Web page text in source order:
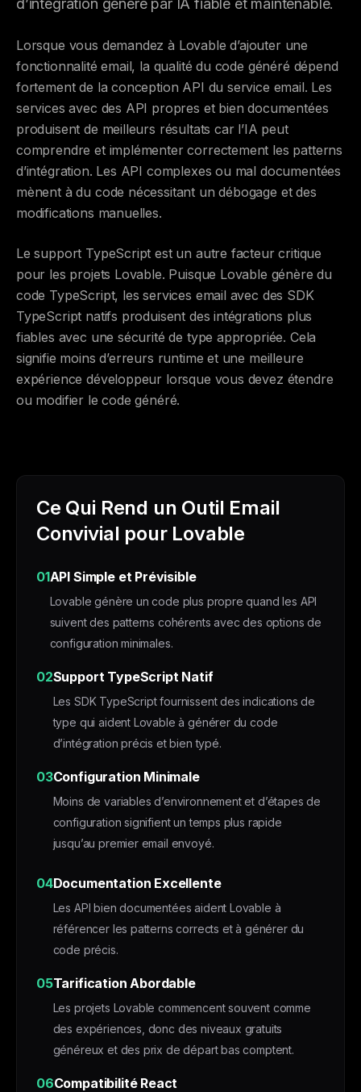
d’intégration généré par IA fiable et maintenable.
Lorsque vous demandez à Lovable d’ajouter une
fonctionnalité email, la qualité du code généré dépend
fortement de la conception API du service email. Les
services avec des API propres et bien documentées
produisent de meilleurs résultats car l’IA peut
comprendre et implémenter correctement les patterns
d’intégration. Les API complexes ou mal documentées
mènent à du code nécessitant un débogage et des
modifications manuelles.
Le support TypeScript est un autre facteur critique
pour les projets Lovable. Puisque Lovable génère du
code TypeScript, les services email avec des SDK
TypeScript natifs produisent des intégrations plus
fiables avec une sécurité de type appropriée. Cela
signifie moins d’erreurs runtime et une meilleure
expérience développeur lorsque vous devez étendre
ou modifier le code généré.
Ce Qui Rend un Outil Email
Convivial pour Lovable
01API Simple et Prévisible
Lovable génère un code plus propre quand les API
suivent des patterns cohérents avec des options de
configuration minimales.
02Support TypeScript Natif
Les SDK TypeScript fournissent des indications de
type qui aident Lovable à générer du code
d’intégration précis et bien typé.
03Configuration Minimale
Moins de variables d’environnement et d’étapes de
configuration signifient un temps plus rapide
jusqu’au premier email envoyé.
04Documentation Excellente
Les API bien documentées aident Lovable à
référencer les patterns corrects et à générer du
code précis.
05Tarification Abordable
Les projets Lovable commencent souvent comme
des expériences, donc des niveaux gratuits
généreux et des prix de départ bas comptent.
06Compatibilité React